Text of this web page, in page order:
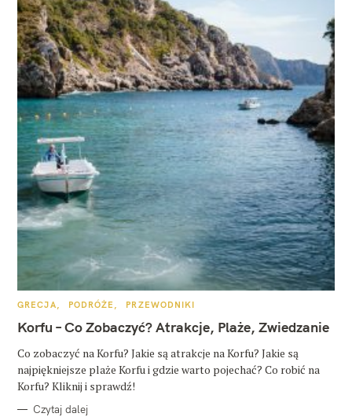
K
T
E
O
R
I
GRECJA PODRÓŻE PRZEWODNIKI
Korfu – Co Zobaczyć? Atrakcje, Plaże, Zwiedzanie
Co zobaczyć na Korfu? Jakie są atrakcje na Korfu? Jakie są
najpiękniejsze plaże Korfu i gdzie warto pojechać? Co robić na
Korfu? Kliknij i sprawdź!
Czytaj dalej